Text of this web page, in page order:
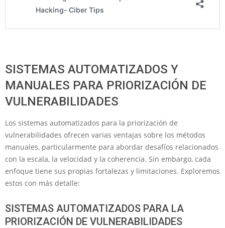
SISTEMAS AUTOMATIZADOS Y
MANUALES PARA PRIORIZACIÓN DE
VULNERABILIDADES
Los sistemas automatizados para la priorización de
vulnerabilidades ofrecen varias ventajas sobre los métodos
manuales, particularmente para abordar desafíos relacionados
con la escala, la velocidad y la coherencia. Sin embargo, cada
enfoque tiene sus propias fortalezas y limitaciones. Exploremos
estos con más detalle:
SISTEMAS AUTOMATIZADOS PARA LA
PRIORIZACIÓN DE VULNERABILIDADES